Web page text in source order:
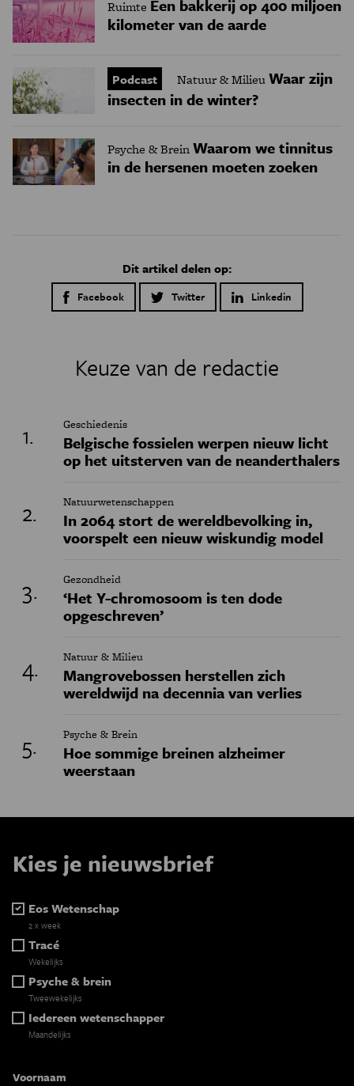
Ruimte Een bakkerij op 400 miljoen
kilometer van de aarde
Podcast Natuur & MilieuWaar zijn
insecten in de winter?
Psyche & BreinWaarom we tinnitus
in de hersenen moeten zoeken
Dit artikel delen op:
Facebook Twitter Linkedin
Keuze van de redactie
Geschiedenis
Belgische fossielen werpen nieuw licht
op het uitsterven van de neanderthalers
Natuurwetenschappen
In 2064 stort de wereldbevolking in,
voorspelt een nieuw wiskundig model
Gezondheid
‘Het Y-chromosoom is ten dode
opgeschreven’
Natuur & Milieu
Mangrovebossen herstellen zich
wereldwijd na decennia van verlies
Psyche & Brein
Hoe sommige breinen alzheimer
weerstaan
Kies je nieuwsbrief
Eos Wetenschap
2 x week
Tracé
Wekelijks
Psyche & brein
Tweewekelijks
Iedereen wetenschapper
Maandelijks
Voornaam